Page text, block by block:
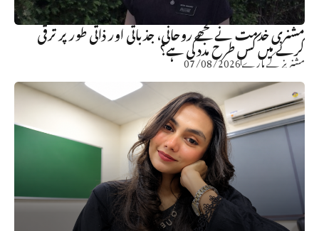
مشنری خدمت نے مجھے روحانی، جذباتی اور ذاتی طور پر ترقی
کرنے میں کس طرح مدد کی ہے؟
مشنریز کے بارے07/08/2026